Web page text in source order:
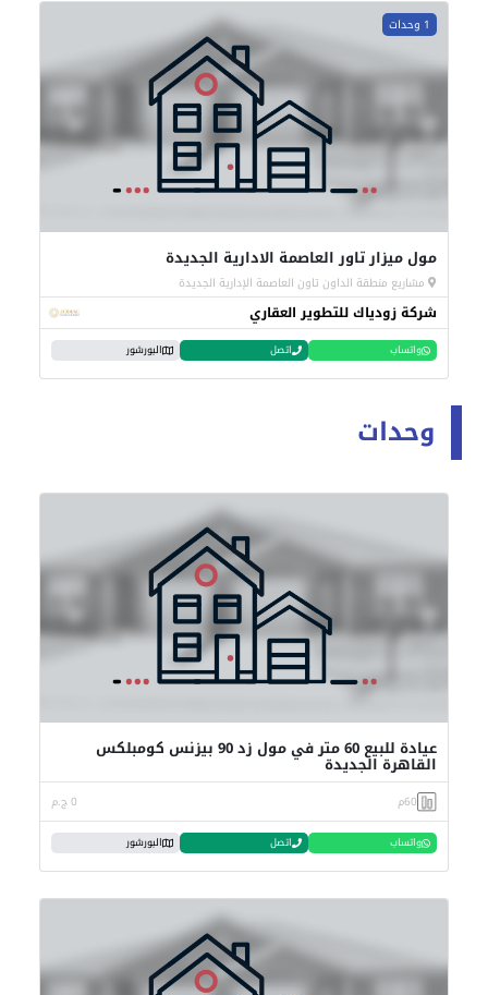
1 وحدات
مول ميزار تاور العاصمة الادارية الجديدة
مشاريع منطقة الداون تاون العاصمة الإدارية الجديدة
شركة زودياك للتطوير العقاري
واتساب اتصل البورشور
وحدات
عيادة للبيع 60 متر في مول زد 90 بيزنس كومبلكس
القاهرة الجديدة
60م 0 ج.م
واتساب اتصل البورشور